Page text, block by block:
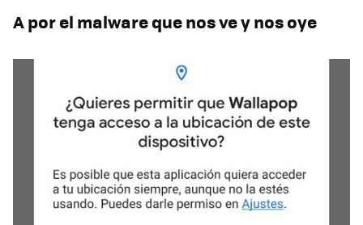
A por el malware que nos ve y nos oye